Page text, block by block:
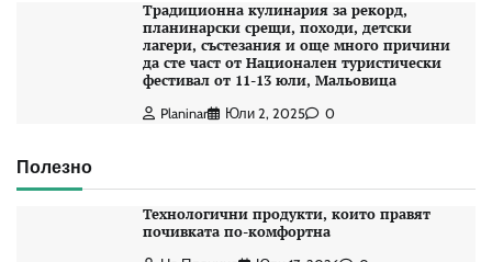
Традиционна кулинария за рекорд,
планинарски срещи, походи, детски
лагери, състезания и още много причини
да сте част от Национален туристически
фестивал от 11-13 юли, Мальовица
Planinar Юли 2, 2025 0
Полезно
Технологични продукти, които правят
почивката по-комфортна